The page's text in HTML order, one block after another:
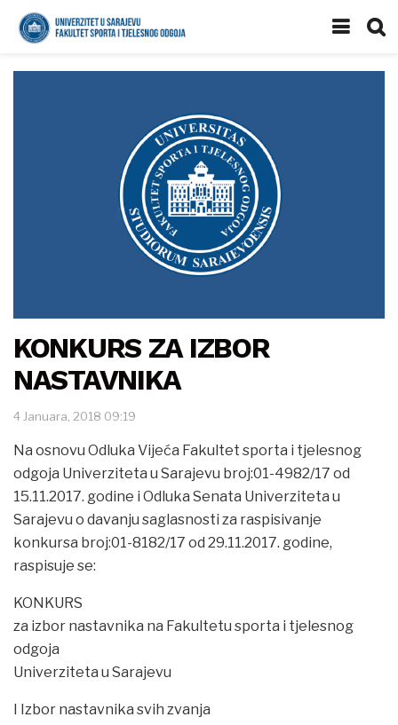
KONKURS ZA IZBOR
NASTAVNIKA
4 Januara, 2018 09:19
Na osnovu Odluka Vijeća Fakultet sporta i tjelesnog
odgoja Univerziteta u Sarajevu broj:01-4982/17 od
15.11.2017. godine i Odluka Senata Univerziteta u
Sarajevu o davanju saglasnosti za raspisivanje
konkursa broj:01-8182/17 od 29.11.2017. godine,
raspisuje se:
KONKURS
za izbor nastavnika na Fakultetu sporta i tjelesnog
odgoja
Univerziteta u Sarajevu
I Izbor nastavnika svih zvanja